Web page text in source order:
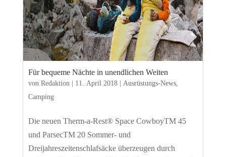
Für bequeme Nächte in unendlichen Weiten
von Redaktion| 11. April 2018| Ausrüstungs-News,
Camping
Die neuen Therm-a-Rest® Space CowboyTM 45
und ParsecTM 20 Sommer- und
Dreijahreszeitenschlafsäcke überzeugen durch